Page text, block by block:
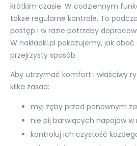
krótkim czasie. W codziennym
także regularne kontrole. To
postęp i w razie potrzeby
W nakładki.pl pokazujemy, jak
przejrzysty sposób.
Aby utrzymać komfort i właściwy
kilka zasad:
myj zęby przed ponownym
nie pij barwiących napojów w
kontroluj ich czystość